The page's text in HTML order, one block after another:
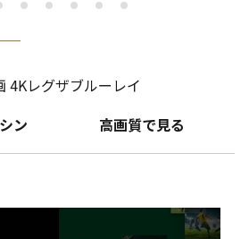
4Kレグザブルーレイ
ン
高画質で見る